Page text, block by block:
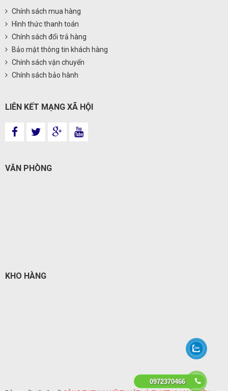
Chính sách mua hàng
Hình thức thanh toán
Chính sách đổi trả hàng
Bảo mật thông tin khách hàng
Chính sách vận chuyển
Chính sách bảo hành
LIÊN KẾT MẠNG XÃ HỘI
VĂN PHÒNG
KHO HÀNG
0972370466